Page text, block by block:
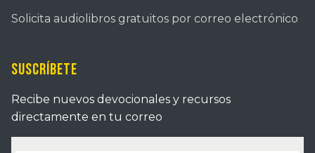
Solicita audiolibros gratuitos por correo electrónico
Suscríbete
Recibe nuevos devocionales y recursos
directamente en tu correo